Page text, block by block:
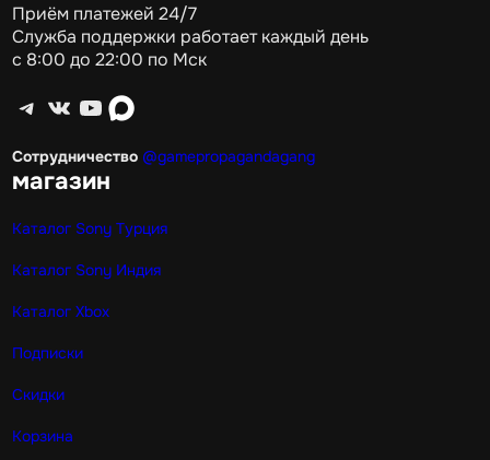
Приём платежей 24/7
Служба поддержки работает каждый день
с 8:00 до 22:00 по Мск
Telegram ВКонтакте YouTube max
Сотрудничество @gamepropagandagang
магазин
Каталог Sony Турция
Каталог Sony Индия
Каталог Xbox
Подписки
Скидки
Корзина